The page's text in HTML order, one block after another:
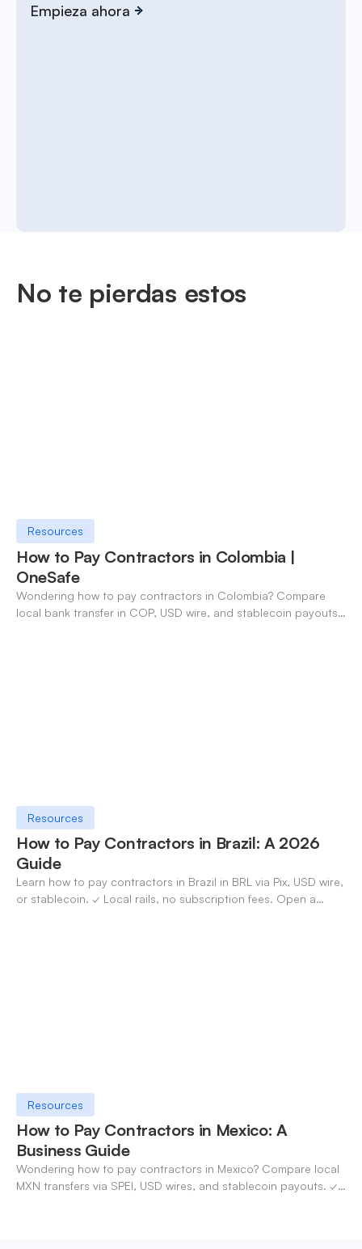
Empieza ahora
No te pierdas estos
Resources
How to Pay Contractors in Colombia |
OneSafe
Wondering how to pay contractors in Colombia? Compare
local bank transfer in COP, USD wire, and stablecoin payouts.
Resources
How to Pay Contractors in Brazil: A 2026
Guide
Learn how to pay contractors in Brazil in BRL via Pix, USD wire,
or stablecoin. ✓ Local rails, no subscription fees. Open a
Resources
How to Pay Contractors in Mexico: A
Business Guide
Wondering how to pay contractors in Mexico? Compare local
MXN transfers via SPEI, USD wires, and stablecoin payouts. ✓